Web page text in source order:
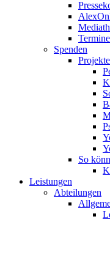
Termine
Spenden
Projekte
So
Leistungen
Abteilungen